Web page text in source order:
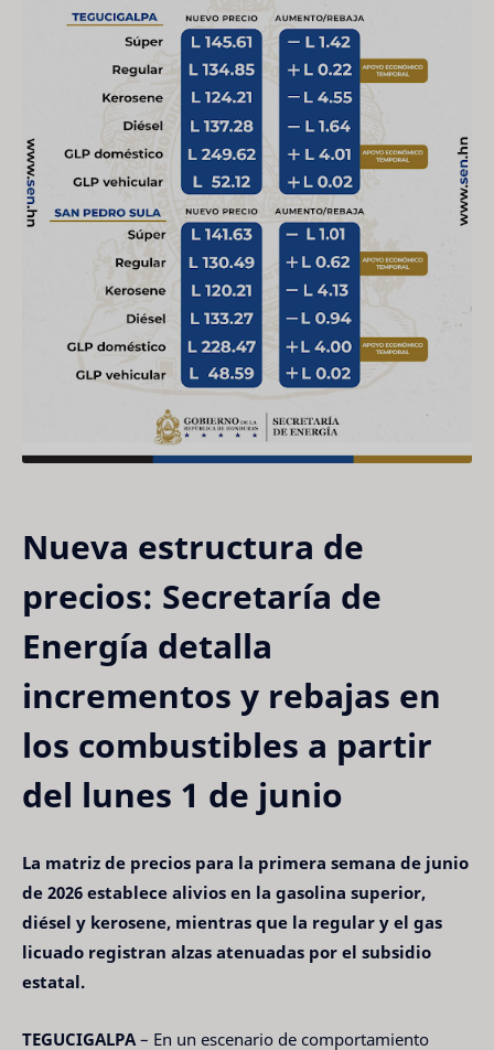
Nueva estructura de
precios: Secretaría de
Energía detalla
incrementos y rebajas en
los combustibles a partir
del lunes 1 de junio
La matriz de precios para la primera semana de junio
de 2026 establece alivios en la gasolina superior,
diésel y kerosene, mientras que la regular y el gas
licuado registran alzas atenuadas por el subsidio
estatal.
TEGUCIGALPA– En un escenario de comportamiento